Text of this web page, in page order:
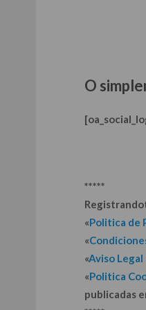
O
*****
«Politica de
«
«Aviso Legal
«Politica
publicadas